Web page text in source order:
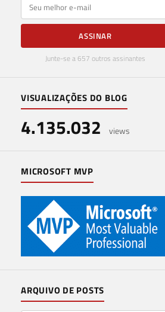
ASSINAR
Junte-se a 657 outros assinantes
VISUALIZAÇÕES DO BLOG
4.135.032 views
MICROSOFT MVP
ARQUIVO DE POSTS